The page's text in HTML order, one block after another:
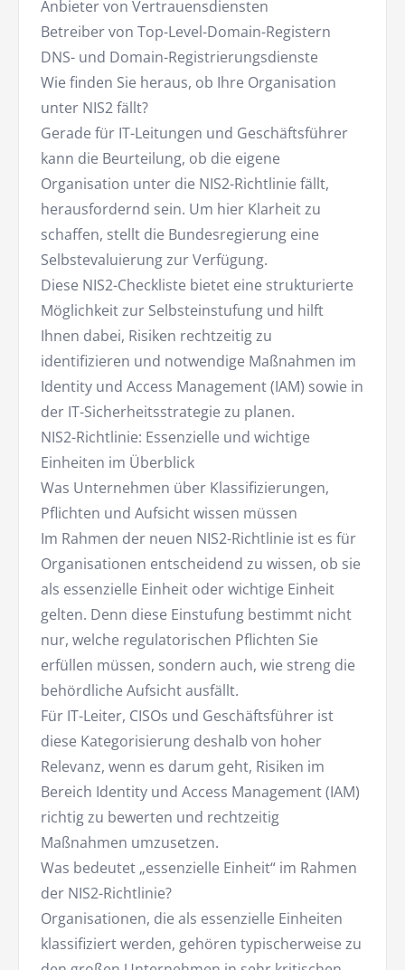
Anbieter von Vertrauensdiensten
Betreiber von Top-Level-Domain-Registern
DNS- und Domain-Registrierungsdienste
Wie finden Sie heraus, ob Ihre Organisation
unter NIS2 fällt?
Gerade für IT-Leitungen und Geschäftsführer
kann die Beurteilung, ob die eigene
Organisation unter die NIS2-Richtlinie fällt,
herausfordernd sein. Um hier Klarheit zu
schaffen, stellt die Bundesregierung eine
Selbstevaluierung zur Verfügung.
Diese NIS2-Checkliste bietet eine strukturierte
Möglichkeit zur Selbsteinstufung und hilft
Ihnen dabei, Risiken rechtzeitig zu
identifizieren und notwendige Maßnahmen im
Identity und Access Management (IAM) sowie in
der IT-Sicherheitsstrategie zu planen.
NIS2-Richtlinie: Essenzielle und wichtige
Einheiten im Überblick
Was Unternehmen über Klassifizierungen,
Pflichten und Aufsicht wissen müssen
Im Rahmen der neuen NIS2-Richtlinie ist es für
Organisationen entscheidend zu wissen, ob sie
als essenzielle Einheit oder wichtige Einheit
gelten. Denn diese Einstufung bestimmt nicht
nur, welche regulatorischen Pflichten Sie
erfüllen müssen, sondern auch, wie streng die
behördliche Aufsicht ausfällt.
Für IT-Leiter, CISOs und Geschäftsführer ist
diese Kategorisierung deshalb von hoher
Relevanz, wenn es darum geht, Risiken im
Bereich Identity und Access Management (IAM)
richtig zu bewerten und rechtzeitig
Maßnahmen umzusetzen.
Was bedeutet „essenzielle Einheit“ im Rahmen
der NIS2-Richtlinie?
Organisationen, die als essenzielle Einheiten
klassifiziert werden, gehören typischerweise zu